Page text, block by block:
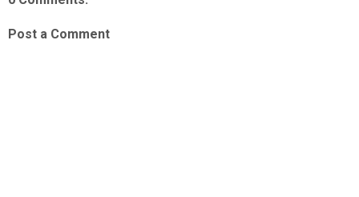
Post a Comment